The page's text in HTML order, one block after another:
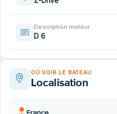
Description moteur
D 6
OÙ VOIR LE BATEAU
Localisation